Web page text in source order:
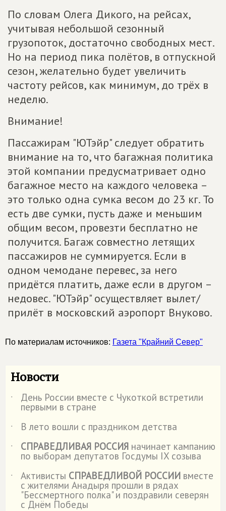
По словам Олега Дикого, на рейсах,
учитывая небольшой сезонный
грузопоток, достаточно свободных мест.
Но на период пика полётов, в отпускной
сезон, желательно будет увеличить
частоту рейсов, как минимум, до трёх в
неделю.
Внимание!
Пассажирам "ЮТэйр" следует обратить
внимание на то, что багажная политика
этой компании предусматривает одно
багажное место на каждого человека –
это только одна сумка весом до 23 кг. То
есть две сумки, пусть даже и меньшим
общим весом, провезти бесплатно не
получится. Багаж совместно летящих
пассажиров не суммируется. Если в
одном чемодане перевес, за него
придётся платить, даже если в другом –
недовес. "ЮТэйр" осуществляет вылет/
прилёт в московский аэропорт Внуково.
По материалам источников: Газета "Крайний Север"
Новости
˙ День России вместе с Чукоткой встретили
первыми в стране
˙
В лето вошли с праздником детства
˙
СПРАВЕДЛИВАЯ РОССИЯ начинает кампанию
по выборам депутатов Госдумы IX созыва
˙
Активисты СПРАВЕДЛИВОЙ РОССИИ вместе
с жителями Анадыря прошли в рядах
"Бессмертного полка" и поздравили северян
с Днём Победы